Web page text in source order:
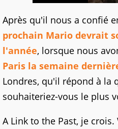
Après qu'il nous a confié
prochain Mario devrait
l'année, lorsque nous
Paris la semaine
Londres, qu'il répond à la
souhaiteriez-vous le plus
A Link to the Past, je